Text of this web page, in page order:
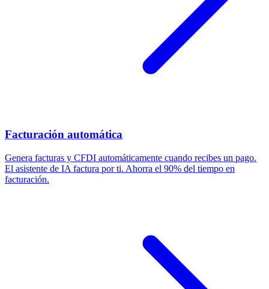
Facturación automática
Genera facturas y CFDI automáticamente cuando recibes un pago.
El asistente de IA factura por ti. Ahorra el 90% del tiempo en
facturación.